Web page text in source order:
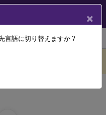
ジェント
Linux仮想配信エージ
ザーセッション
×
言語に切り替えますか ?